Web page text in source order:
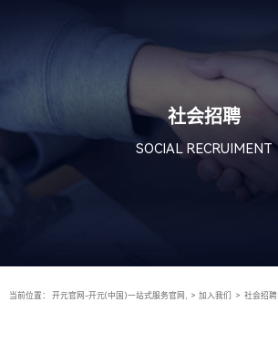
社会招聘
SOCIAL RECRUIMENT
当前位置： 开元官网-开元(中国)一站式服务官网, > 加入我们 > 社会招聘